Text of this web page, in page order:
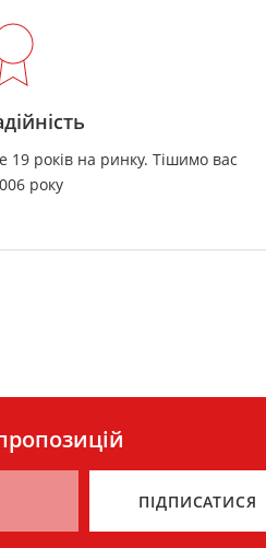
19 років на ринку. Тішимо вас
року
ПІДПИСАТИСЯ